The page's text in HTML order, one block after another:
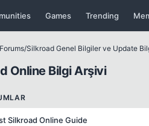
Games Trending
Forums/Silkroad Genel Bilgiler ve Update
Online Bilgi Arşivi
Silkroad Online Guide